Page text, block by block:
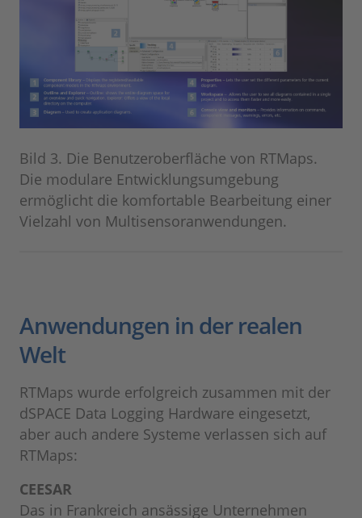
Bild 3. Die Benutzeroberfläche von RTMaps.
Die modulare Entwicklungsumgebung
ermöglicht die komfortable Bearbeitung einer
Vielzahl von Multisensoranwendungen.
Anwendungen in der realen
Welt
RTMaps wurde erfolgreich zusammen mit der
dSPACE Data Logging Hardware eingesetzt,
aber auch andere Systeme verlassen sich auf
RTMaps:
CEESAR
Das in Frankreich ansässige Unternehmen